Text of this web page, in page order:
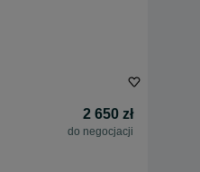
2 650 zł
do negocjacji